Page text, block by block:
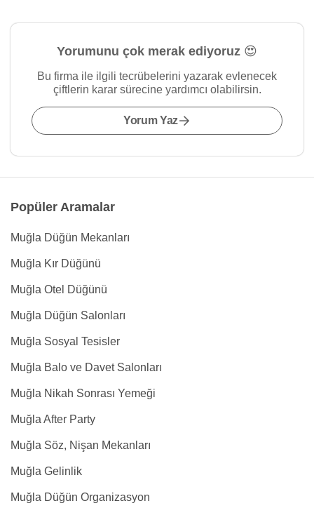
Yorumunu çok merak ediyoruz 😍
Bu firma ile ilgili tecrübelerini yazarak evlenecek
çiftlerin karar sürecine yardımcı olabilirsin.
Yorum Yaz
Popüler Aramalar
Muğla Düğün Mekanları
Muğla Kır Düğünü
Muğla Otel Düğünü
Muğla Düğün Salonları
Muğla Sosyal Tesisler
Muğla Balo ve Davet Salonları
Muğla Nikah Sonrası Yemeği
Muğla After Party
Muğla Söz, Nişan Mekanları
Muğla Gelinlik
Muğla Düğün Organizasyon